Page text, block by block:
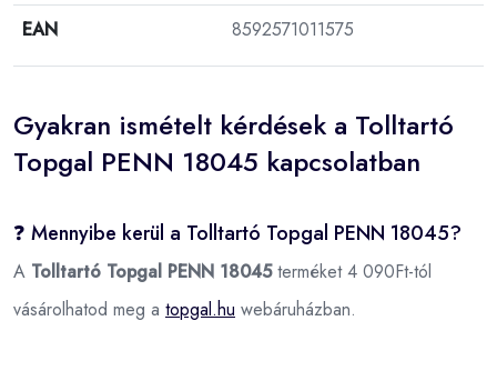
EAN 8592571011575
Gyakran ismételt kérdések a Tolltartó
Topgal PENN 18045 kapcsolatban
❓ Mennyibe kerül a Tolltartó Topgal PENN 18045?
A Tolltartó Topgal PENN 18045terméket 4 090Ft-tól
vásárolhatod meg a topgal.hu webáruházban.